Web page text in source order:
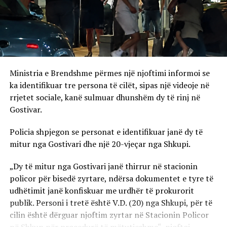
Ministria e Brendshme përmes një njoftimi informoi se
ka identifikuar tre persona të cilët, sipas një videoje në
rrjetet sociale, kanë sulmuar dhunshëm dy të rinj në
Gostivar.
Policia shpjegon se personat e identifikuar janë dy të
mitur nga Gostivari dhe një 20-vjeçar nga Shkupi.
„Dy të mitur nga Gostivari janë thirrur në stacionin
policor për bisedë zyrtare, ndërsa dokumentet e tyre të
udhëtimit janë konfiskuar me urdhër të prokurorit
publik. Personi i tretë është V.D. (20) nga Shkupi, për të
cilin është dërguar njoftim zyrtar në Stacionin Policor